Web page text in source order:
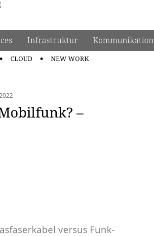
Infrastruktur Kommunikation
CLOUD NEW WORK
–
versus Funk-